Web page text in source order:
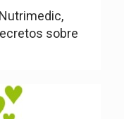
sobre